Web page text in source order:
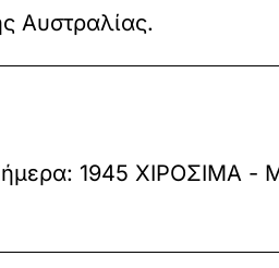
Αυστραλίας.
1945 ΧΙΡΟΣΙΜΑ -